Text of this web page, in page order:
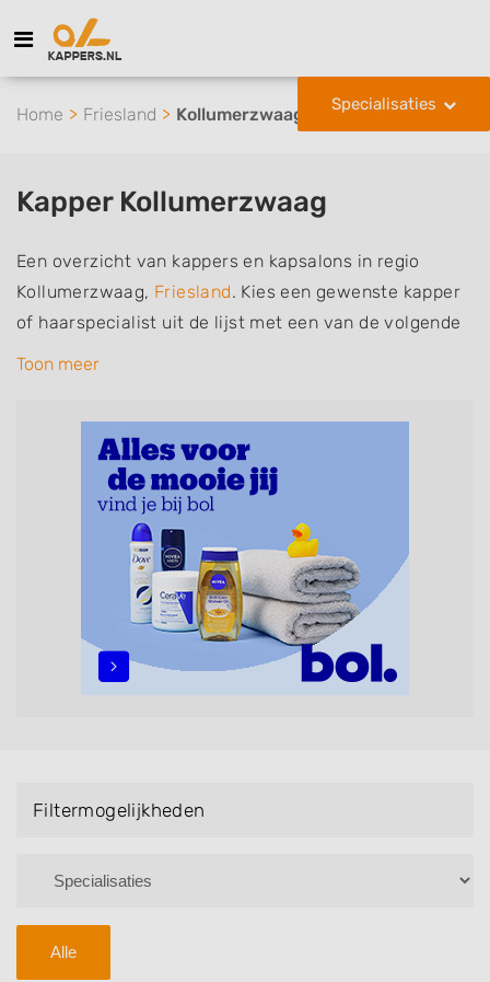
Specialisaties
Home Friesland Kollumerzwaag
Kapper Kollumerzwaag
Een overzicht van kappers en kapsalons in regio
Kollumerzwaag, Friesland. Kies een gewenste kapper
of haarspecialist uit de lijst met een van de volgende
specialisaties of aantekeningen: mannen of
zonder afspraak terecht kunt. De vermelde kappers
kunnen uw haren wassen, knippen, föhnen en kleuren,
maar ook helpen met extensions, balyage, invlechten,
opsteken, weave, een keratinebehandeling, een
permanent, een bruidkapsel, make-up & visagie,
epileren, schoonheidsbehandelingen, het trimmen van
een baard en pruiken. U kunt de zoekresultaten
filteren met behulp van de specialisatie filter en u
Toon meer
Filtermogelijkheden
Alle